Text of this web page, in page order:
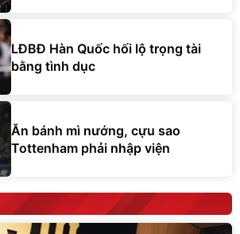
LĐBĐ Hàn Quốc hối lộ trọng tài
bằng tình dục
Ăn bánh mì nướng, cựu sao
Tottenham phải nhập viện